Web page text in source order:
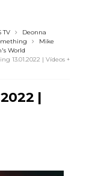
para
na
TV
Deonna
Mike
World
13.01.2022 | Vídeos +
|